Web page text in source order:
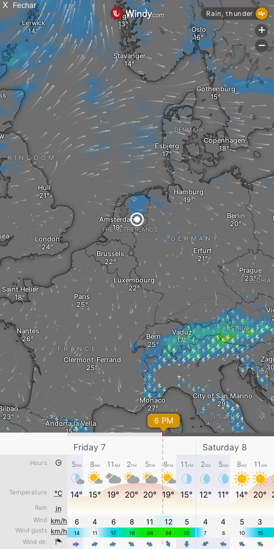
X Fechar